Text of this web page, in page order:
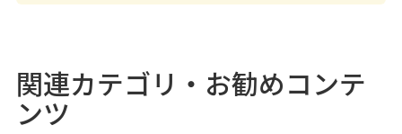
関連カテゴリ・お勧めコンテ
ンツ